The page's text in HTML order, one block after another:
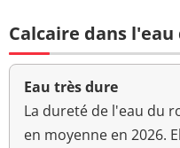
Bact. aér. revivifiables
Bact. aér. revivifiables
Calcaire dans
Eau très dure
La dureté de l'eau du
en moyenne en 2026.